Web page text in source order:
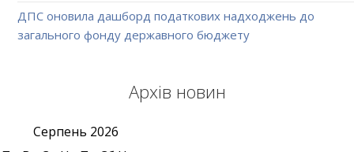
ДПС оновила дашборд податкових надходжень до
загального фонду державного бюджету
Архів новин
Серпень 2026